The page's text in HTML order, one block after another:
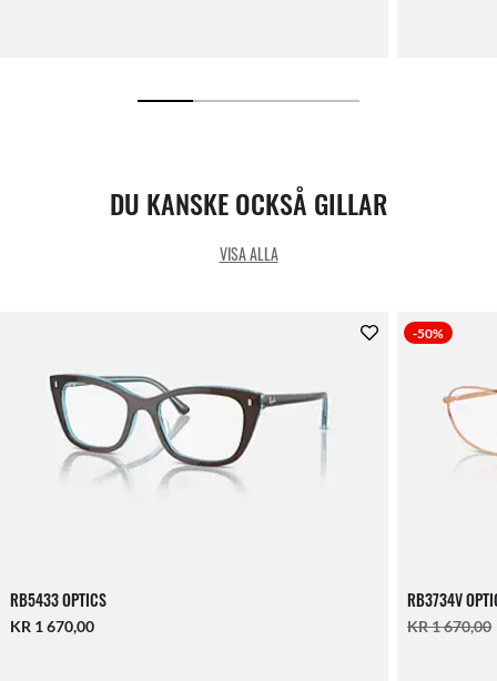
DU KANSKE OCKSÅ GILLAR
VISA ALLA
RB5433 OPTICS
KR 1 670,00
-50%
RB3734V
KR 1 670,00